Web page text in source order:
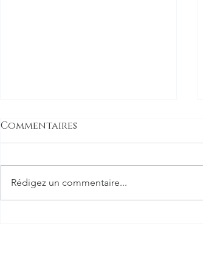
Commentaires
Rédigez un commentaire...